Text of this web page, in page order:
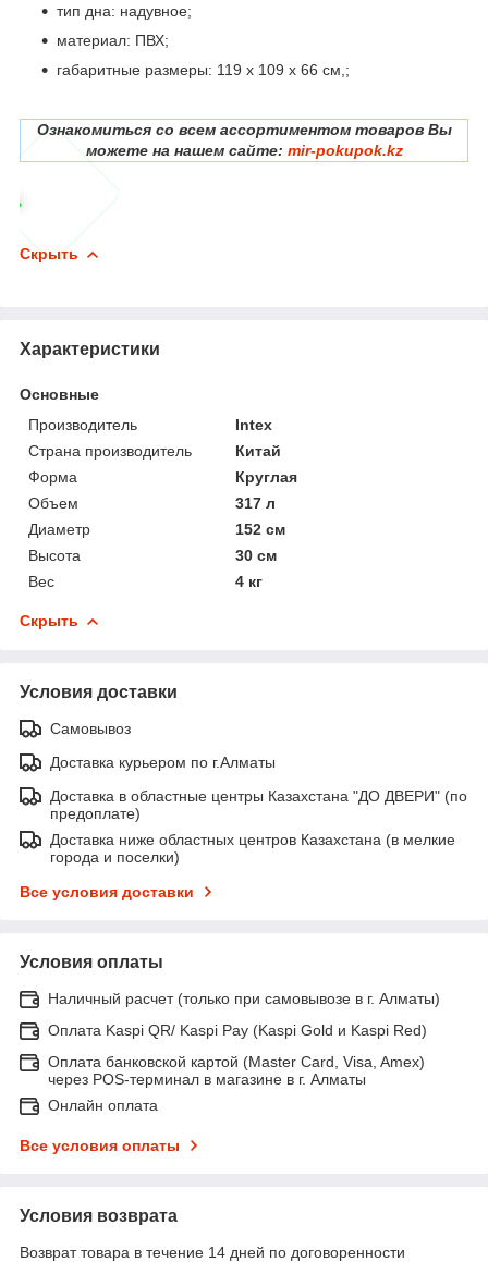
тип дна: надувное;
материал: ПВХ;
габаритные размеры: 119 х 109 х 66 см,;
Ознакомиться со всем ассортиментом товаров Вы
можете на нашем сайте: mir-pokupok.kz
Скрыть
Характеристики
Основные
Производитель
Intex
Страна производитель
Китай
Форма
Круглая
Объем
317 л
Диаметр
152 см
Высота
30 см
Вес
4 кг
Скрыть
Условия доставки
Самовывоз
Доставка курьером по г.Алматы
Доставка в областные центры Казахстана "ДО ДВЕРИ" (по
предоплате)
Доставка ниже областных центров Казахстана (в мелкие
города и поселки)
Все условия доставки
Условия оплаты
Наличный расчет (только при самовывозе в г. Алматы)
Оплата Kaspi QR/ Kaspi Pay (Kaspi Gold и Kaspi Red)
Оплата банковской картой (Master Card, Visa, Amex)
через POS-терминал в магазине в г. Алматы
Онлайн оплата
Все условия оплаты
Условия возврата
Возврат товара в течение 14 дней по договоренности